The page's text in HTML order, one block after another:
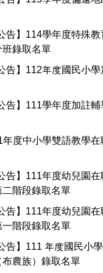
告】114學年度特殊
錄取名單
告】112年度國民小
告】111學年度加註
年度中小學雙語教學
告】111年度幼兒園
階段錄取名單
告】111年度幼兒園
階段錄取名單
告】111 年度國民小
農族）錄取名單